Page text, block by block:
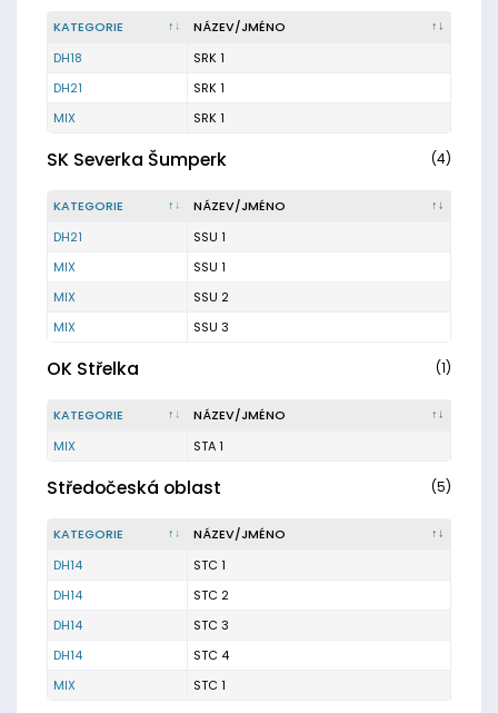
KATEGORIE
NÁZEV/JMÉNO
DH18
SRK 1
DH21
SRK 1
MIX
SRK 1
SK Severka Šumperk (4)
KATEGORIE
NÁZEV/JMÉNO
DH21
SSU 1
MIX
SSU 1
MIX
SSU 2
MIX
SSU 3
OK Střelka (1)
KATEGORIE
NÁZEV/JMÉNO
MIX
STA 1
Středočeská oblast (5)
KATEGORIE
NÁZEV/JMÉNO
DH14
STC 1
DH14
STC 2
DH14
STC 3
DH14
STC 4
MIX
STC 1